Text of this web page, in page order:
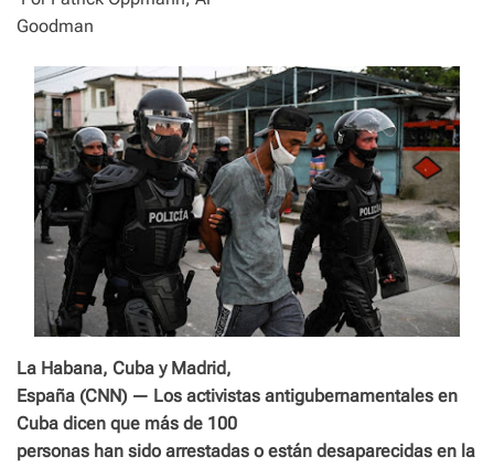
Goodman
La Habana, Cuba y Madrid,
España (CNN) — Los activistas antigubernamentales en
Cuba dicen que más de 100
personas han sido arrestadas o están desaparecidas en la